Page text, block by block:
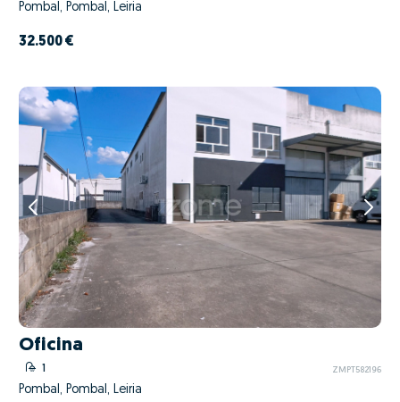
Pombal, Pombal, Leiria
32.500 €
Oficina
ZMPT582196
Pombal, Pombal, Leiria